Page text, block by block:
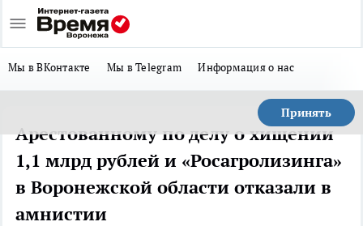
Мы в ВКонтакте Мы в Telegram Информация о нас
Принять
Арестованному по делу о хищении
1,1 млрд рублей и «Росагролизинга»
в Воронежской области отказали в
амнистии